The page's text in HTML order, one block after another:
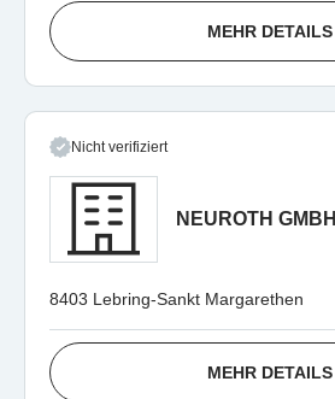
MEHR DETAILS
Nicht verifiziert
NEUROTH GMBH
8403 Lebring-Sankt Margarethen
MEHR DETAILS